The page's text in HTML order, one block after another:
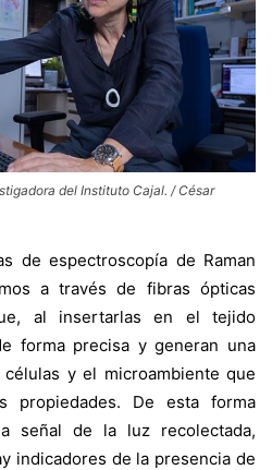
del Instituto Cajal. / César
de espectroscopía de Raman
a través de fibras ópticas
al insertarlas en el tejido
forma precisa y generan una
y el microambiente que
propiedades. De esta forma
señal de la luz recolectada,
indicadores de la presencia de